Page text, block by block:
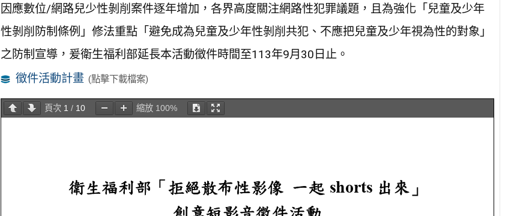
因應數位/網路兒少性剝削案件逐年增加，各界高度關注網路性犯罪議題，且為強化「兒童及少年
性剝削防制條例」修法重點「避免成為兒童及少年性剝削共犯、不應把兒童及少年視為性的對象」
之防制宣導，爰衛生福利部延長本活動徵件時間至113年9月30日止。
徵件活動計畫 (點擊下載檔案)
頁次 1 / 10 縮放 100%